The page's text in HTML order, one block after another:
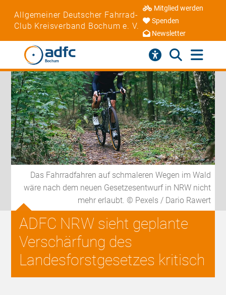
Allgemeiner Deutscher Fahrrad-
Club Kreisverband Bochum e. V.
Mitglied werden
Spenden
Newsletter
Das Fahrradfahren auf schmaleren Wegen im Wald
wäre nach dem neuen Gesetzesentwurf in NRW nicht
mehr erlaubt. © Pexels / Dario Rawert
ADFC NRW sieht geplante
Verschärfung des
Landesforstgesetzes kritisch